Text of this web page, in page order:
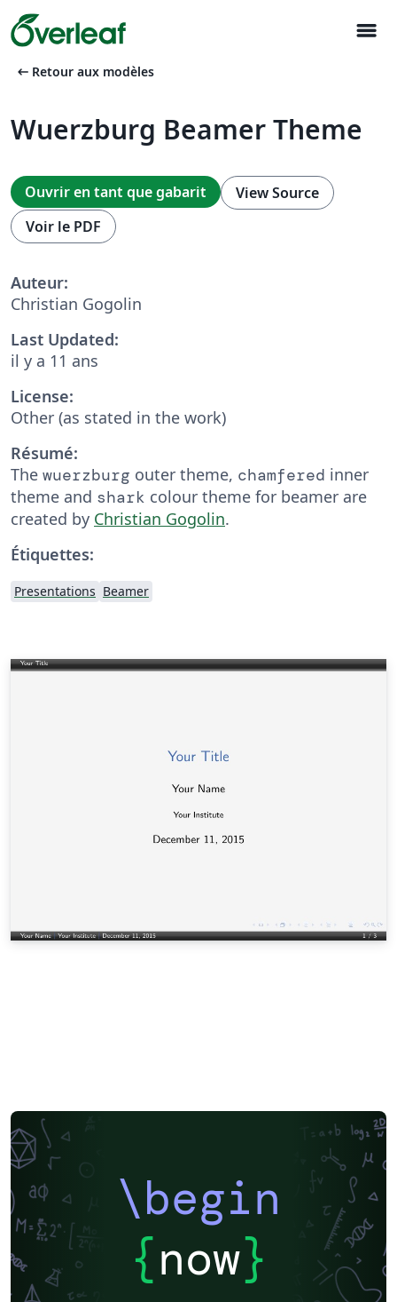
menu
arrow_left_alt Retour aux modèles
Wuerzburg Beamer Theme
Ouvrir en tant que gabarit
View Source
Voir le PDF
Auteur:
Christian Gogolin
Last Updated:
il y a 11 ans
License:
Other (as stated in the work)
Résumé:
The wuerzburg outer theme, chamfered inner
theme and shark colour theme for beamer are
created by Christian Gogolin.
Étiquettes:
Presentations Beamer
\begin
{now}